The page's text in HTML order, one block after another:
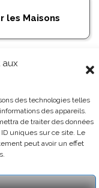
aux
des technologies telles
des appareils.
de traiter des données
uniques sur ce site. Le
peut avoir un effet
les Maisons
Maquets